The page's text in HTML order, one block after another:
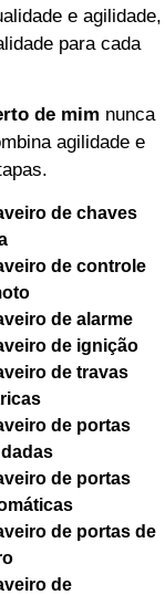
e agilidade,
para cada
de mim nunca
agilidade e
de chaves
de controle
de alarme
de ignição
de travas
de portas
de portas
de portas de
de